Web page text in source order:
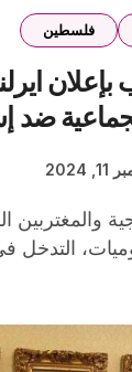
فلسطين
ضد
التدخل